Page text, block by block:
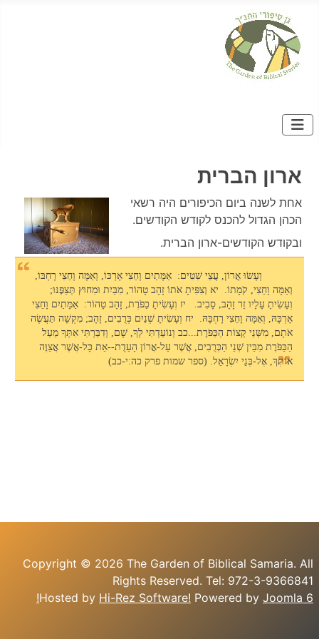
ארון הברית
אחת לשנה ביום הכיפורים היה רשאי
הכהן הגדול להכנס לקודש הקודשים.
ובקודש הקודשים-ארון הברית.
וְעָשׂוּ אֲרוֹן, עֲצֵי שִׁטִּים: אַמָּתַיִם וָחֵצִי אָרְכּוֹ, וְאַמָּה וָחֵצִי רָחְבּוֹ,
וְאַמָּה וָחֵצִי, קֹמָתוֹ. יא וְצִפִּיתָ אֹתוֹ זָהָב טָהוֹר, מִבַּיִת וּמִחוּץ תְּצַפֶּנּוּ;
וְעָשִׂיתָ עָלָיו זֵר זָהָב, סָבִיב. יז וְעָשִׂיתָ כַפֹּרֶת, זָהָב טָהוֹר: אַמָּתַיִם וָחֵצִי
אָרְכָּהּ, וְאַמָּה וָחֵצִי רָחְבָּהּ. יח וְעָשִׂיתָ שְׁנַיִם כְּרֻבִים, זָהָב; מִקְשָׁה תַּעֲשֶׂה
אֹתָם, מִשְּׁנֵי קְצוֹת הַכַּפֹּרֶת...כב וְנוֹעַדְתִּי לְךָ, שָׁם, וְדִבַּרְתִּי אִתְּךָ מֵעַל
הַכַּפֹּרֶת מִבֵּין שְׁנֵי הַכְּרֻבִים, אֲשֶׁר עַל-אֲרוֹן הָעֵדֻת--אֵת כָּל-אֲשֶׁר אֲצַוֶּה
אוֹתְךָ, אֶל-בְּנֵי יִשְׂרָאֵל. (ספר שמות פרק כה:י-כב)
Copyright © 2026 The Garden of Biblical Samaria. All
Rights Reserved. Tel: 972-3-9366841
Hosted by Hi-Rez Software! Powered by Joomla 6!